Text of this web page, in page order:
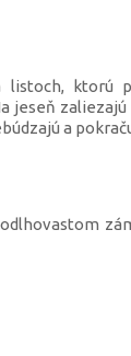
listoch, ktorú
jeseň
a